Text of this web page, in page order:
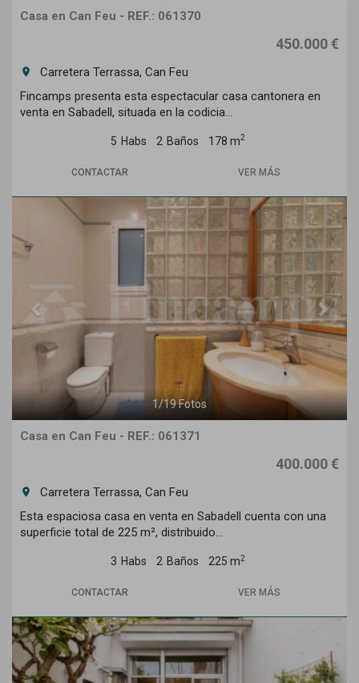
Casa en Can Feu - REF.: 061370
450.000 €
room
Carretera Terrassa, Can Feu
Fincamps presenta esta espectacular casa cantonera en
venta en Sabadell, situada en la codicia...
5 Habs 2 Baños 178 m2
CONTACTAR VER MÁS
Previous Next
1/19Fotos
Casa en Can Feu - REF.: 061371
400.000 €
room
Carretera Terrassa, Can Feu
Esta espaciosa casa en venta en Sabadell cuenta con una
superficie total de 225 m², distribuido...
3 Habs 2 Baños 225 m2
CONTACTAR VER MÁS
Previous Next